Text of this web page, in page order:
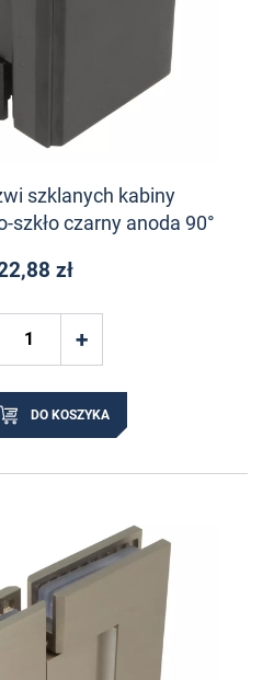
szklanych kabiny
szkło czarny anoda 90°
zł
DO KOSZYKA